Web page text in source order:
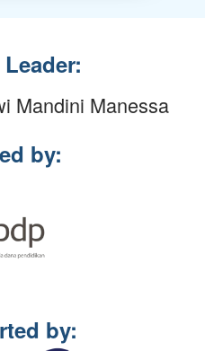
Mandini Manessa
by:
by: